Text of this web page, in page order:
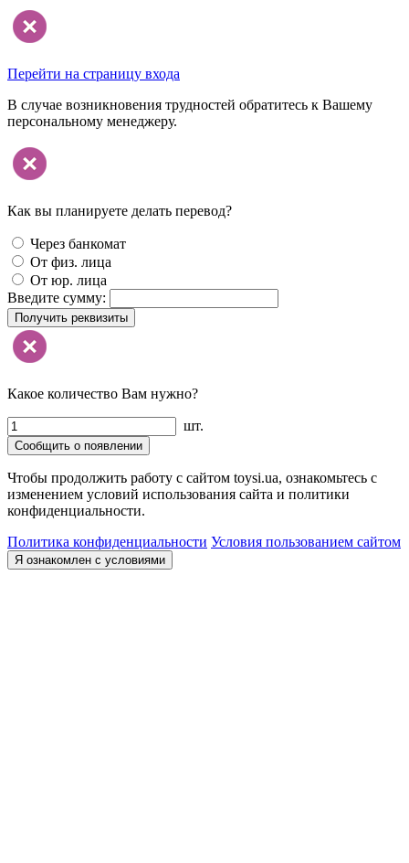
Перейти на страницу входа
В случае возникновения трудностей обратитесь к Вашему
персональному менеджеру.
Как вы планируете делать перевод?
Через банкомат
От физ. лица
От юр. лица
Введите сумму:
Получить реквизиты
Какое количество Вам нужно?
шт.
Сообщить о появлении
Чтобы продолжить работу с сайтом toysi.ua, ознакомьтесь с
изменением условий использования сайта и политики
конфиденциальности.
Политика конфиденциальности Условия пользованием сайтом
Я ознакомлен с условиями